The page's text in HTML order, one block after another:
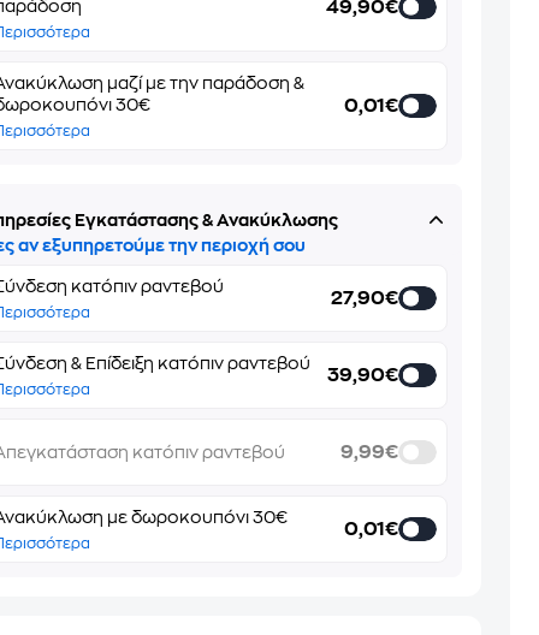
49,90€
μαζί με την παράδοση &
30€
0,01€
Εγκατάστασης & Ανακύκλωσης
αν εξυπηρετούμε την περιοχή σου
κατόπιν ραντεβού
27,90€
& Επίδειξη κατόπιν ραντεβού
39,90€
κατόπιν ραντεβού 9,99€
με δωροκουπόνι 30€
0,01€